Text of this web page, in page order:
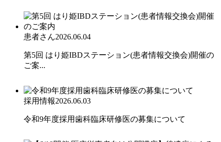
患者さん2026.06.04
第5回 はり姫IBDステーション(患者情報交換会)開催の
ご案...
採用情報2026.06.03
令和9年度採用歯科臨床研修医の募集について